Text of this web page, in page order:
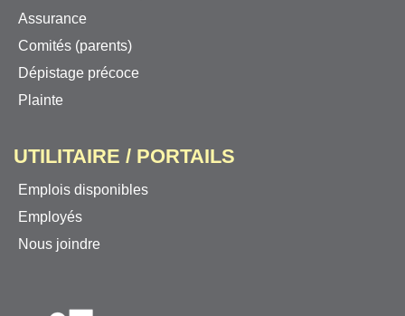
Assurance
Comités (parents)
Dépistage précoce
Plainte
UTILITAIRE / PORTAILS
Emplois disponibles
Employés
Nous joindre